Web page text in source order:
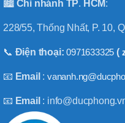
🏙️ Chi nhánh TP. HCM:
228/55, Thống Nhất, P. 10,
📞 Điện thoại:0971633325 (
📧 Email :
📧 Email :